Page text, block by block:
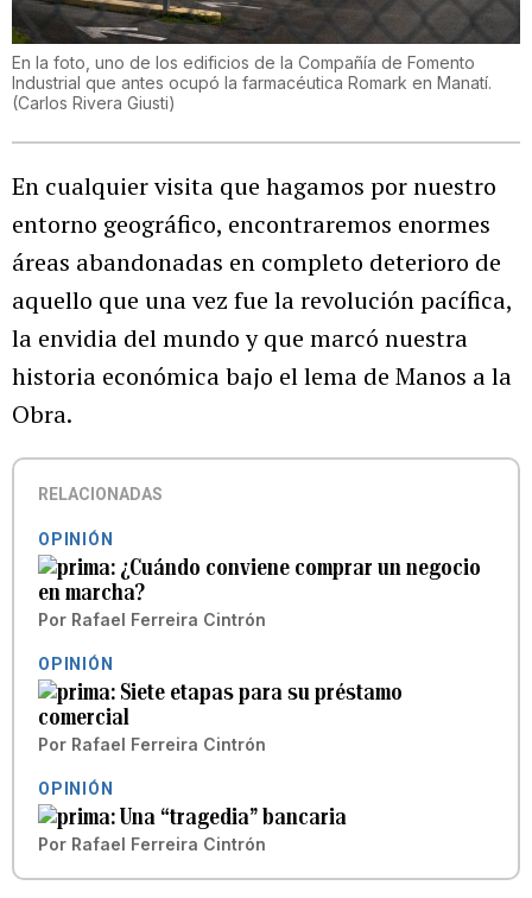
En la foto, uno de los edificios de la Compañía de Fomento
Industrial que antes ocupó la farmacéutica Romark en Manatí.
(Carlos Rivera Giusti)
En cualquier visita que hagamos por nuestro
entorno geográfico, encontraremos enormes
áreas abandonadas en completo deterioro de
aquello que una vez fue la revolución pacífica,
la envidia del mundo y que marcó nuestra
historia económica bajo el lema de Manos a la
Obra.
RELACIONADAS
OPINIÓN
¿Cuándo conviene comprar un negocio
en marcha?
Por Rafael Ferreira Cintrón
OPINIÓN
Siete etapas para su préstamo
comercial
Por Rafael Ferreira Cintrón
OPINIÓN
Una “tragedia” bancaria
Por Rafael Ferreira Cintrón